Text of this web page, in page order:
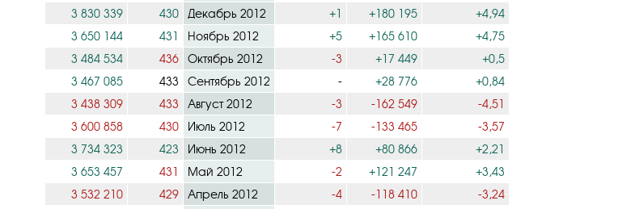
3 830 339
430 Декабрь 2012 +1 +180 195
+4,94
3 650 144
431 Ноябрь 2012 +5 +165 610
+4,75
3 484 534
436 Октябрь 2012 -3 +17 449
+0,5
3 467 085
433 Сентябрь 2012 - +28 776
+0,84
3 438 309
433 Август 2012 -3 -162 549
-4,51
3 600 858
430 Июль 2012 -7 -133 465
-3,57
3 734 323
423 Июнь 2012 +8 +80 866
+2,21
3 653 457
431 Май 2012 -2 +121 247
+3,43
3 532 210
429 Апрель 2012 -4 -118 410
-3,24